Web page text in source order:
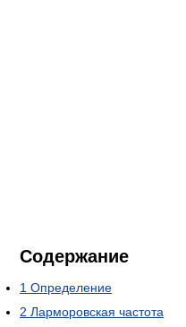
Содержание
1 Определение
2 Ларморовская частота